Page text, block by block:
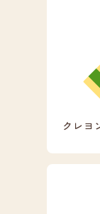
クレヨ